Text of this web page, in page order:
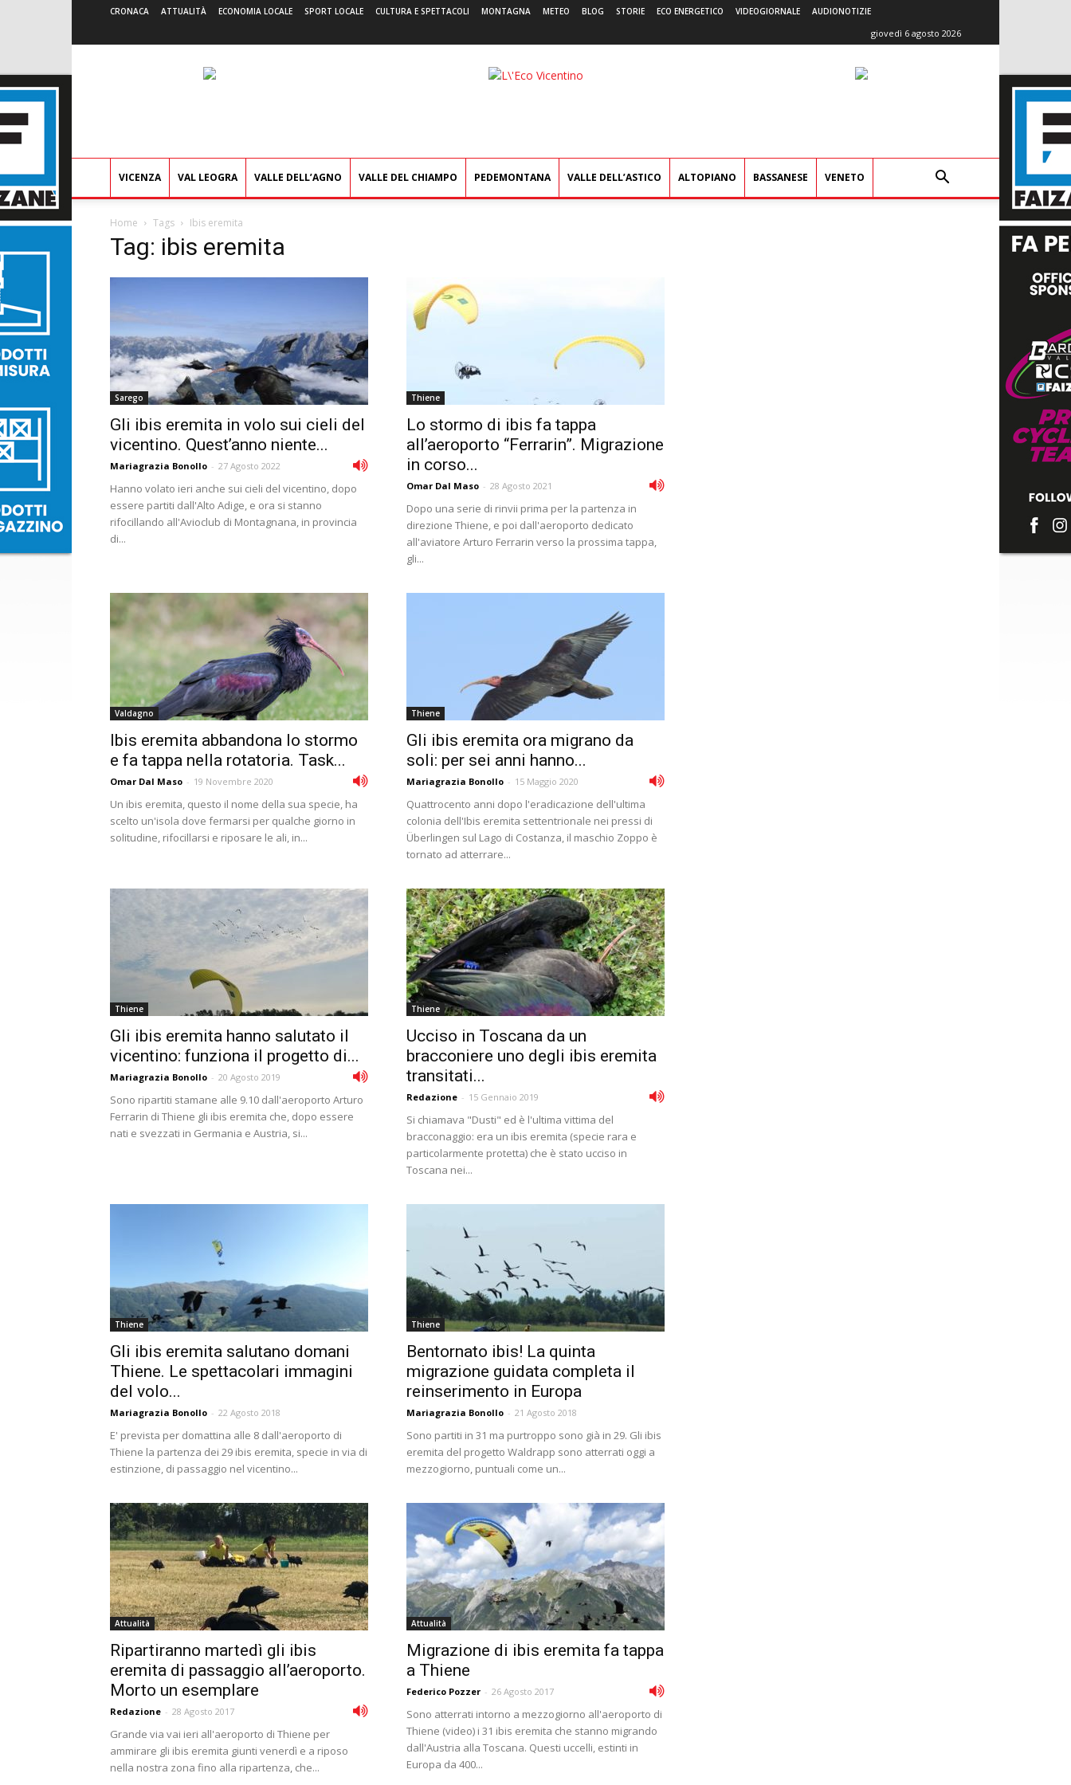
CRONACA ATTUALITÀ ECONOMIA LOCALE SPORT LOCALE CULTURA E SPETTACOLI MONTAGNA METEO BLOG STORIE ECO ENERGETICO VIDEOGIORNALE AUDIONOTIZIE
giovedì 6 agosto 2026
L'Eco
VICENZA VAL LEOGRA VALLE DELL’AGNO VALLE DEL CHIAMPO PEDEMONTANA VALLE DELL’ASTICO ALTOPIANO BASSANESE VENETO
Home Tags Ibis eremita
Tag: ibis eremita
Sarego
Gli ibis eremita in volo sui cieli del
vicentino. Quest’anno niente...
Mariagrazia Bonollo - 27 Agosto 2022
Hanno volato ieri anche sui cieli del vicentino, dopo
essere partiti dall'Alto Adige, e ora si stanno
rifocillando all'Avioclub di Montagnana, in provincia
di...
Thiene
Lo stormo di ibis fa tappa
all’aeroporto “Ferrarin”. Migrazione
in corso...
Omar Dal Maso - 28 Agosto 2021
Dopo una serie di rinvii prima per la partenza in
direzione Thiene, e poi dall'aeroporto dedicato
all'aviatore Arturo Ferrarin verso la prossima tappa,
gli...
Valdagno
Ibis eremita abbandona lo stormo
e fa tappa nella rotatoria. Task...
Omar Dal Maso - 19 Novembre 2020
Un ibis eremita, questo il nome della sua specie, ha
scelto un'isola dove fermarsi per qualche giorno in
solitudine, rifocillarsi e riposare le ali, in...
Thiene
Gli ibis eremita ora migrano da
soli: per sei anni hanno...
Mariagrazia Bonollo - 15 Maggio 2020
Quattrocento anni dopo l'eradicazione dell'ultima
colonia dell'Ibis eremita settentrionale nei pressi di
Überlingen sul Lago di Costanza, il maschio Zoppo è
tornato ad atterrare...
Thiene
Gli ibis eremita hanno salutato il
vicentino: funziona il progetto di...
Mariagrazia Bonollo - 20 Agosto 2019
Sono ripartiti stamane alle 9.10 dall'aeroporto Arturo
Ferrarin di Thiene gli ibis eremita che, dopo essere
nati e svezzati in Germania e Austria, si...
Thiene
Ucciso in Toscana da un
bracconiere uno degli ibis eremita
transitati...
Redazione - 15 Gennaio 2019
Si chiamava "Dusti" ed è l'ultima vittima del
bracconaggio: era un ibis eremita (specie rara e
particolarmente protetta) che è stato ucciso in
Toscana nei...
Thiene
Gli ibis eremita salutano domani
Thiene. Le spettacolari immagini
del volo...
Mariagrazia Bonollo - 22 Agosto 2018
E' prevista per domattina alle 8 dall'aeroporto di
Thiene la partenza dei 29 ibis eremita, specie in via di
estinzione, di passaggio nel vicentino...
Thiene
Bentornato ibis! La quinta
migrazione guidata completa il
reinserimento in Europa
Mariagrazia Bonollo - 21 Agosto 2018
Sono partiti in 31 ma purtroppo sono già in 29. Gli ibis
eremita del progetto Waldrapp sono atterrati oggi a
mezzogiorno, puntuali come un...
Attualità
Ripartiranno martedì gli ibis
eremita di passaggio all’aeroporto.
Morto un esemplare
Redazione - 28 Agosto 2017
Grande via vai ieri all'aeroporto di Thiene per
ammirare gli ibis eremita giunti venerdì e a riposo
nella nostra zona fino alla ripartenza, che...
Attualità
Migrazione di ibis eremita fa tappa
a Thiene
Federico Pozzer - 26 Agosto 2017
Sono atterrati intorno a mezzogiorno all'aeroporto di
Thiene (video) i 31 ibis eremita che stanno migrando
dall'Austria alla Toscana. Questi uccelli, estinti in
Europa da 400...